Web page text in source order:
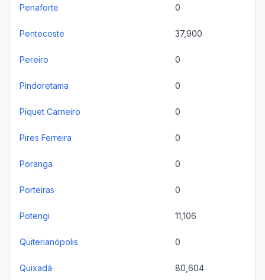
Penaforte 0
Pentecoste 37,900
Pereiro 0
Pindoretama 0
Piquet Carneiro 0
Pires Ferreira 0
Poranga 0
Porteiras 0
Potengi 11,106
Quiterianópolis 0
Quixadá 80,604